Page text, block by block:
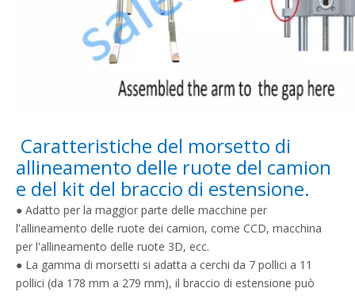
Caratteristiche del morsetto di
allineamento delle ruote del camion
e del kit del braccio di estensione.
● Adatto per la maggior parte delle macchine per
l'allineamento delle ruote dei camion, come CCD, macchina
per l'allineamento delle ruote 3D, ecc.
● La gamma di morsetti si adatta a cerchi da 7 pollici a 11
pollici (da 178 mm a 279 mm), il braccio di estensione può